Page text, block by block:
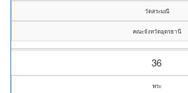
วัดสระมณี
คณะจังหวัดอุดรธานี
36
พระ